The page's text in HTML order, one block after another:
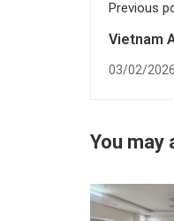
Previous
Vietnam
lý khủng
03/02/2026
You may